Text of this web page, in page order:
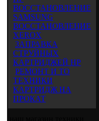
ВОССТАНОВЛЕНИЕ
SAMSUNG
ВОССТАНОВЛЕНИЕ
XEROX
ЗАПРАВКА
СТРУЙНЫХ
КАРТРИДЖЕЙ HP
РЕМОНТ И ТО
ТЕХНИКИ
КАРТРИДЖ НА
ПРОКАТ